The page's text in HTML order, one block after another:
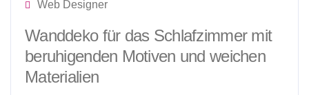
Web Designer
Wanddeko für das Schlafzimmer mit
beruhigenden Motiven und weichen
Materialien